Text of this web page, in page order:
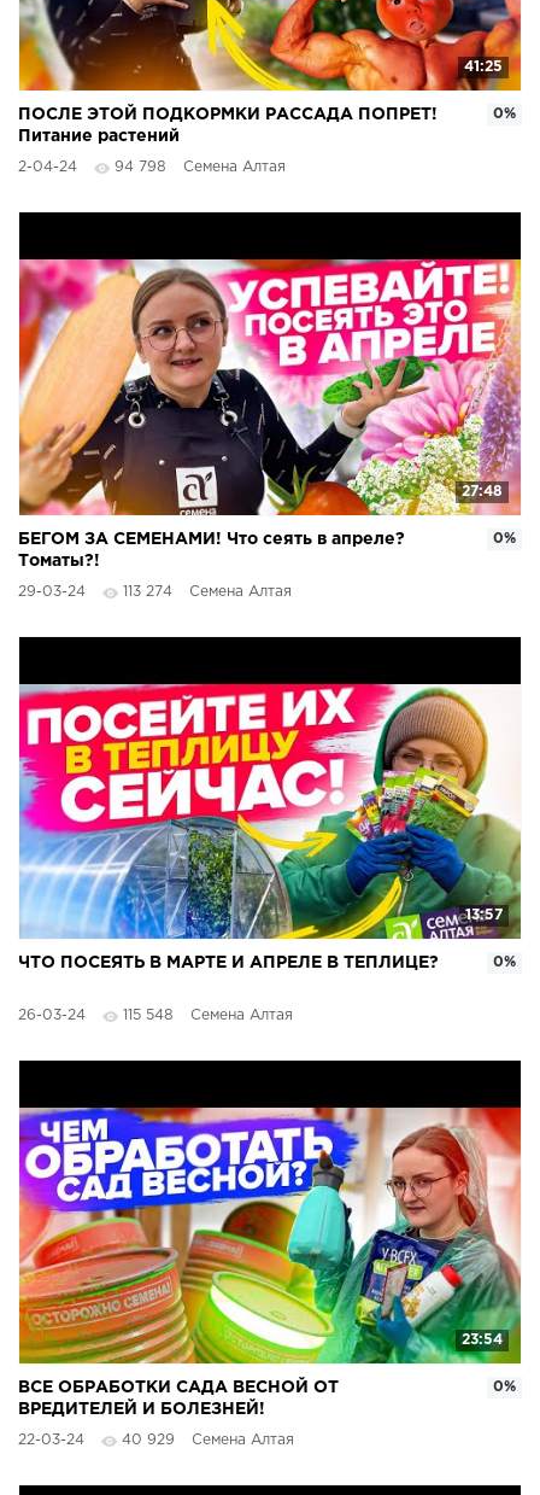
41:25
ПОСЛЕ ЭТОЙ ПОДКОРМКИ РАССАДА ПОПРЕТ!
Питание растений
2-04-24 94 798 Семена Алтая
0%
27:48
БЕГОМ ЗА СЕМЕНАМИ! Что сеять в апреле?
Томаты?!
29-03-24 113 274 Семена Алтая
0%
13:57
ЧТО ПОСЕЯТЬ В МАРТЕ И АПРЕЛЕ В ТЕПЛИЦЕ?
26-03-24 115 548 Семена Алтая
0%
23:54
ВСЕ ОБРАБОТКИ САДА ВЕСНОЙ ОТ
ВРЕДИТЕЛЕЙ И БОЛЕЗНЕЙ!
22-03-24 40 929 Семена Алтая
0%